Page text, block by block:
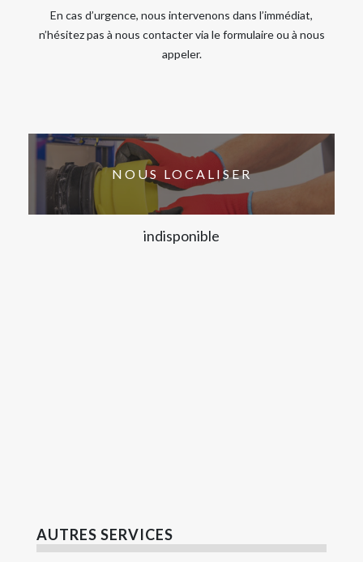
En cas d’urgence, nous intervenons dans l’immédiat,
n’hésitez pas à nous contacter via le formulaire ou à nous
appeler.
NOUS LOCALISER
indisponible
AUTRES SERVICES